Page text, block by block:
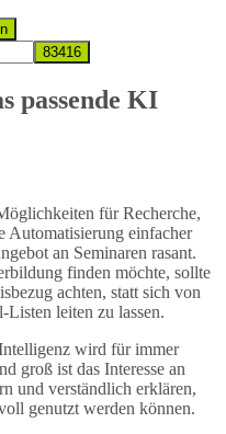
passende KI
für Recherche,
Automatisierung einfacher
an Seminaren rasant.
finden möchte, sollte
achten, statt sich von
Listen leiten zu lassen.
wird für immer
groß ist das Interesse an
und verständlich erklären,
genutzt werden können.